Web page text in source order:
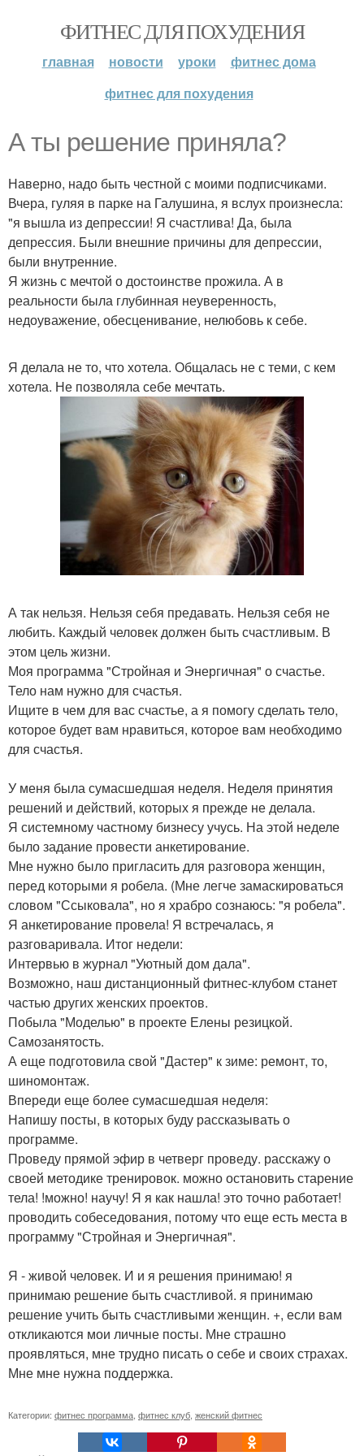
ФИТНЕС ДЛЯ ПОХУДЕНИЯ
главная новости уроки
фитнес дома
фитнес для похудения
А ты решение приняла?
Наверно, надо быть честной с моими подписчиками.
Вчера, гуляя в парке на Галушина, я вслух произнесла:
"я вышла из депрессии! Я счастлива! Да, была
депрессия. Были внешние причины для депрессии,
были внутренние.
Я жизнь с мечтой о достоинстве прожила. А в
реальности была глубинная неуверенность,
недоуважение, обесценивание, нелюбовь к себе.
Я делала не то, что хотела. Общалась не с теми, с кем
хотела. Не позволяла себе мечтать.
А так нельзя. Нельзя себя предавать. Нельзя себя не
любить. Каждый человек должен быть счастливым. В
этом цель жизни.
Моя программа "Стройная и Энергичная" о счастье.
Тело нам нужно для счастья.
Ищите в чем для вас счастье, а я помогу сделать тело,
которое будет вам нравиться, которое вам необходимо
для счастья.
У меня была сумасшедшая неделя. Неделя принятия
решений и действий, которых я прежде не делала.
Я системному частному бизнесу учусь. На этой неделе
было задание провести анкетирование.
Мне нужно было пригласить для разговора женщин,
перед которыми я робела. (Мне легче замаскироваться
словом "Ссыковала", но я храбро сознаюсь: "я робела".
Я анкетирование провела! Я встречалась, я
разговаривала. Итог недели:
Интервью в журнал "Уютный дом дала".
Возможно, наш дистанционный фитнес-клубом станет
частью других женских проектов.
Побыла "Моделью" в проекте Елены резицкой.
Самозанятость.
А еще подготовила свой "Дастер" к зиме: ремонт, то,
шиномонтаж.
Впереди еще более сумасшедшая неделя:
Напишу посты, в которых буду рассказывать о
программе.
Проведу прямой эфир в четверг проведу. расскажу о
своей методике тренировок. можно остановить старение
тела! !можно! научу! Я я как нашла! это точно работает!
проводить собеседования, потому что еще есть места в
программу "Стройная и Энергичная".
Я - живой человек. И и я решения принимаю! я
принимаю решение быть счастливой. я принимаю
решение учить быть счастливыми женщин. +, если вам
откликаются мои личные посты. Мне страшно
проявляться, мне трудно писать о себе и своих страхах.
Мне мне нужна поддержка.
Категории: фитнес программа фитнес клуб женский фитнес